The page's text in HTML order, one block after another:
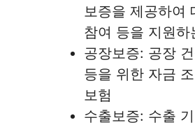
보증을 제공하여
참여 등을 지원하
공장보증: 공장
등을 위한 자금
보험
수출보증: 수출